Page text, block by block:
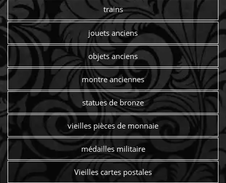
trains
jouets anciens
objets anciens
montre anciennes
statues de bronze
vieilles pièces de monnaie
médailles militaire
Vieilles cartes postales